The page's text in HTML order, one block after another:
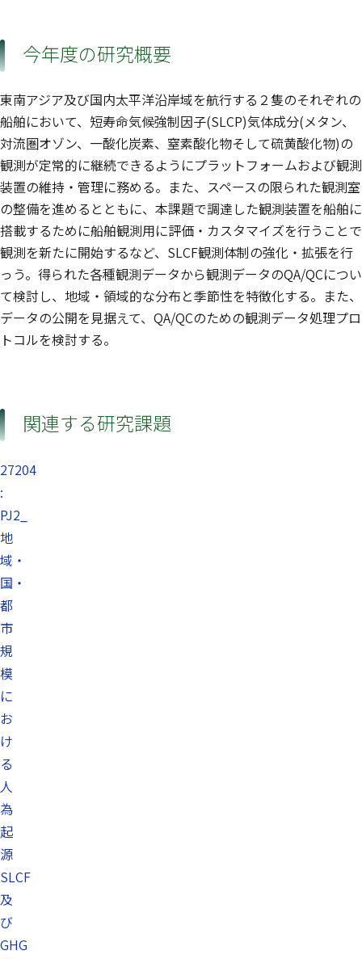
今年度の研究概要
東南アジア及び国内太平洋沿岸域を航行する２隻のそれぞれの
船舶において、短寿命気候強制因子(SLCP)気体成分(メタン、
対流圏オゾン、一酸化炭素、窒素酸化物そして硫黄酸化物)の
観測が定常的に継続できるようにプラットフォームおよび観測
装置の維持・管理に務める。また、スペースの限られた観測室
の整備を進めるとともに、本課題で調達した観測装置を船舶に
搭載するために船舶観測用に評価・カスタマイズを行うことで
観測を新たに開始するなど、SLCF観測体制の強化・拡張を行
っう。得られた各種観測データから観測データのQA/QCについ
て検討し、地域・領域的な分布と季節性を特徴化する。また、
データの公開を見据えて、QA/QCのための観測データ処理プロ
トコルを検討する。
関連する研究課題
27204
:
PJ2_
地
域・
国・
都
市
規
模
に
お
け
る
人
為
起
源
SLCF
及
び
GHG